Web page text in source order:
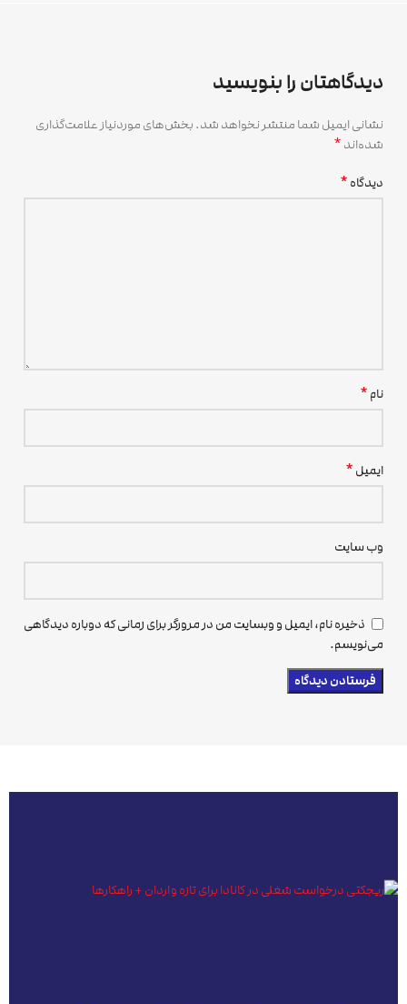
دیدگاهتان را بنویسید
نشانی ایمیل شما منتشر نخواهد شد. بخش‌های موردنیاز علامت‌گذاری
شده‌اند *
دیدگاه *
نام *
ایمیل *
وب‌ سایت
ذخیره نام، ایمیل و وبسایت من در مرورگر برای زمانی که دوباره دیدگاهی
می‌نویسم.